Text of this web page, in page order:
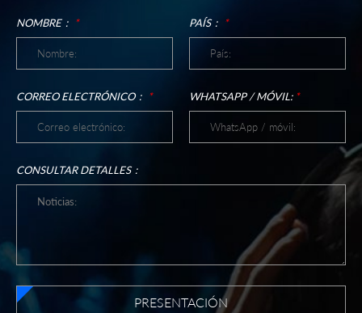
NOMBRE： * PAÍS： *
CORREO ELECTRÓNICO： * WHATSAPP / MÓVIL: *
CONSULTAR DETALLES：
PRESENTACIÓN